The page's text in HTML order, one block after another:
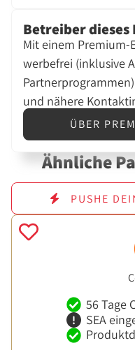
Betreiber
Mit einem Premium-
werbefrei (inklusive
und nähere
ÜBER
Ähnliche
PUSHE
56 Tage
SEA